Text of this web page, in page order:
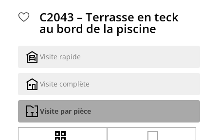
C2043 – Terrasse en teck
au bord de la piscine
Visite rapide
Visite complète
Visite par pièce